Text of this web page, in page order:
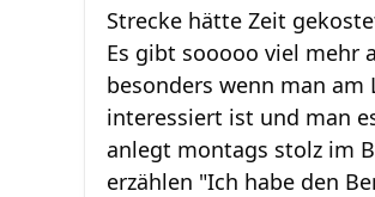
Strecke hätte Zeit
Es gibt sooooo viel mehr
besonders wenn man am
interessiert ist und man
anlegt montags stolz im
erzählen "Ich habe den